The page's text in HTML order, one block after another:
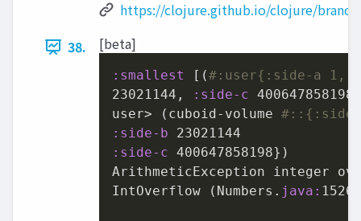
https://clojure.github.io/clojure/
38.
[beta]
:smallest [(#:user{:side-a 1,
23021144 , :side-c 400647858198
user> (cuboid-volume
:side-b
23021144
:side-c 400647858198})
ArithmeticException integer
IntOverflow (Numbers. java: 1526